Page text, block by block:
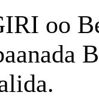
oo